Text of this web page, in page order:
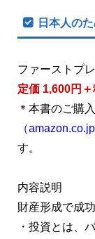
日本人の
ファーストプ
定価 1,600円＋
＊本書のご購入
（amazon.co.jp
す。
内容説明
財産形成で成
・投資とは、